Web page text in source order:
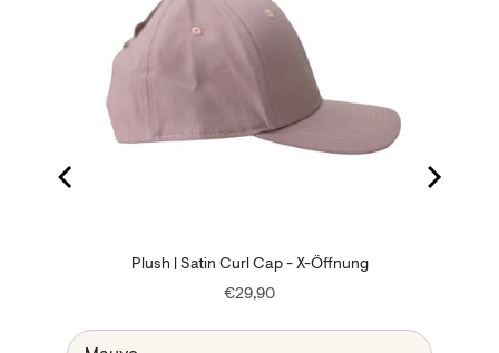
Plush | Satin Curl Cap - X-Öffnung
Price
€29,90